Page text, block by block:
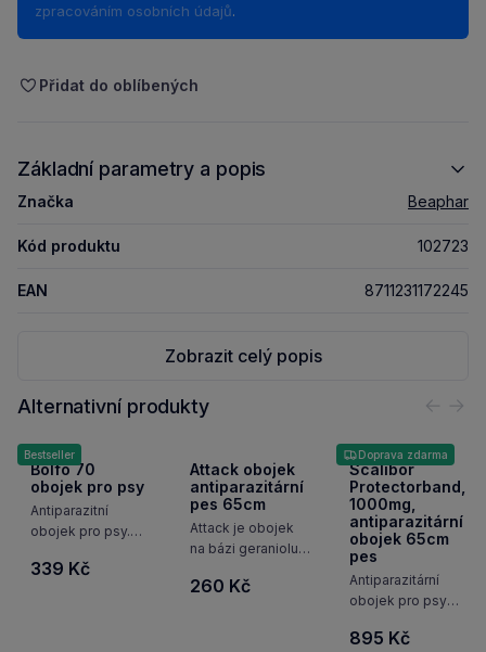
zpracováním osobních údajů.
Přidat do oblíbených
Základní parametry a popis
Značka Beaphar
Kód produktu 102723
EAN 8711231172245
Zobrazit celý popis
Alternativní produkty
Bestseller
Bolfo 70
obojek pro psy
Antiparazitní
obojek pro psy.
před klíšťaty,
339 Kč
Attack obojek
antiparazitární
pes 65cm
Attack je obojek
na bázi geraniolu
repelentní
260 Kč
Doprava zdarma
Scalibor
Protectorband,
1000mg,
antiparazitární
obojek 65cm
pes
Antiparazitární
obojek pro psy
klíšťatům,
895 Kč